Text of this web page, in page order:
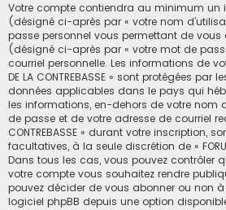
Votre compte contiendra au minimum un
(désigné ci-après par « votre nom
passe personnel vous permettant de
(désigné ci-après par « votre mot de
courriel personnelle. Les informations de
DE LA CONTREBASSE » sont protégées
données applicables dans le pays qui
les informations, en-dehors de votre nom
de passe et de votre adresse de courriel
CONTREBASSE » durant votre inscription,
facultatives, à la seule discrétion de « FORUM
Dans tous les cas, vous pouvez contrôler
votre compte vous souhaitez rendre
pouvez décider de vous abonner ou non
logiciel phpBB depuis une option